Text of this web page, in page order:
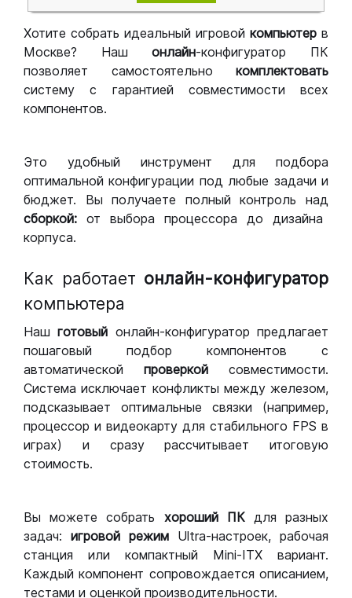
Хотите собрать идеальный игровой компьютер в
Москве? Нашонлайн-конфигуратор ПК
позволяет самостоятельно комплектовать
систему с гарантией совместимости всех
компонентов.
Это удобный инструмент для подбора
оптимальной конфигурации под любые задачи и
бюджет. Вы получаете полный контроль над
сборкой: от выбора процессора до дизайна
корпуса.
Как работает онлайн-конфигуратор
компьютера
Нашготовый онлайн-конфигуратор предлагает
пошаговый подбор компонентов с
автоматической проверкой совместимости.
Система исключает конфликты между железом,
подсказывает оптимальные связки (например,
процессор и видеокарту для стабильного FPS в
играх) и сразу рассчитывает итоговую
стоимость.
Вы можете собрать хороший ПКдля разных
задач: игровой режим Ultra-настроек, рабочая
станция или компактный Mini-ITX вариант.
Каждый компонент сопровождается описанием,
тестами и оценкой производительности.